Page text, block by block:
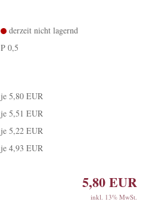
derzeit nicht lagernd
P 0,5
je 5,80 EUR
je 5,51 EUR
je 5,22 EUR
je 4,93 EUR
5,80 EUR
inkl. 13% MwSt.